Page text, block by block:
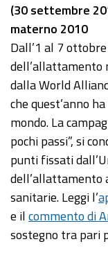
(30 settembre
materno 2010
Dall’1 al 7
dell’allattamento
dalla World
che quest’anno
mondo. La
pochi passi”, si
punti fissati
sanitarie. Leggi l’
e ilcommento di
sostegno tra pari